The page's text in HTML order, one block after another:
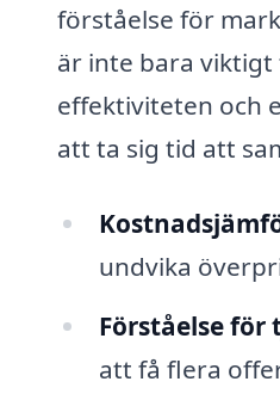
förståelse för
är inte bara
effektiviteten och
att ta sig tid att
undvika
Förståelse för
att få flera